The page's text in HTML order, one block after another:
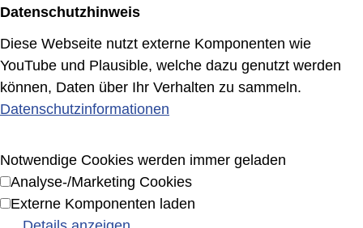
Datenschutzhinweis
Diese Webseite nutzt externe Komponenten wie
YouTube und Plausible, welche dazu genutzt werden
können, Daten über Ihr Verhalten zu sammeln.
Datenschutzinformationen
Notwendige Cookies werden immer geladen
Analyse-/Marketing Cookies
Externe Komponenten laden